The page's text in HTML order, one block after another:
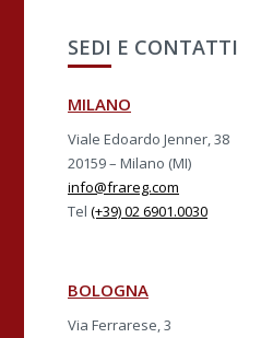
SEDI E CONTATTI
MILANO
Viale Edoardo Jenner, 38
20159 – Milano (MI)
info@frareg.com
Tel (+39) 02 6901.0030
BOLOGNA
Via Ferrarese, 3